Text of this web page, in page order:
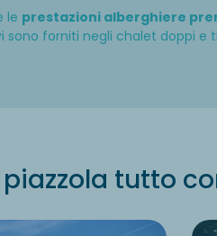
le prestazioni alberghiere
sono forniti negli chalet doppi e
piazzola tutto